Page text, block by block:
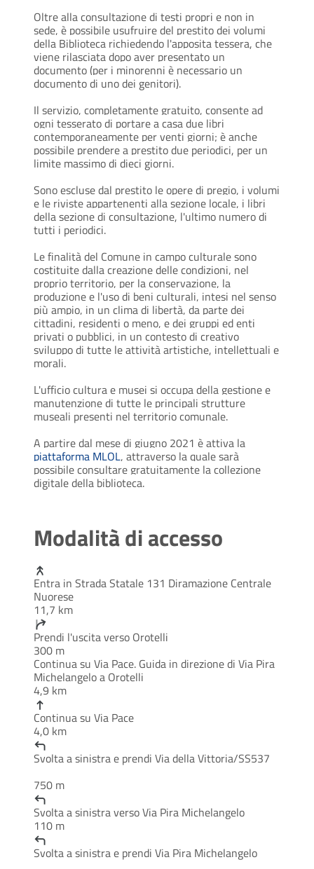
Oltre alla consultazione di testi propri e non in
sede, è possibile usufruire del prestito dei volumi
della Biblioteca richiedendo l'apposita tessera, che
viene rilasciata dopo aver presentato un
documento (per i minorenni è necessario un
documento di uno dei genitori).
Il servizio, completamente gratuito, consente ad
ogni tesserato di portare a casa due libri
contemporaneamente per venti giorni; è anche
possibile prendere a prestito due periodici, per un
limite massimo di dieci giorni.
Sono escluse dal prestito le opere di pregio, i volumi
e le riviste appartenenti alla sezione locale, i libri
della sezione di consultazione, l'ultimo numero di
tutti i periodici.
Le finalità del Comune in campo culturale sono
costituite dalla creazione delle condizioni, nel
proprio territorio, per la conservazione, la
produzione e l'uso di beni culturali, intesi nel senso
più ampio, in un clima di libertà, da parte dei
cittadini, residenti o meno, e dei gruppi ed enti
privati o pubblici, in un contesto di creativo
sviluppo di tutte le attività artistiche, intellettuali e
morali.
L'ufficio cultura e musei si occupa della gestione e
manutenzione di tutte le principali strutture
museali presenti nel territorio comunale.
A partire dal mese di giugno 2021 è attiva la
piattaforma MLOL, attraverso la quale sarà
possibile consultare gratuitamente la collezione
digitale della biblioteca.
Modalità di accesso
Entra in Strada Statale 131 Diramazione Centrale
Nuorese
11,7 km
Prendi l'uscita verso Orotelli
300 m
Continua su Via Pace. Guida in direzione di Via Pira
Michelangelo a Orotelli
4,9 km
Continua su Via Pace
4,0 km
Svolta a sinistra e prendi Via della Vittoria/SS537
750 m
Svolta a sinistra verso Via Pira Michelangelo
110 m
Svolta a sinistra e prendi Via Pira Michelangelo